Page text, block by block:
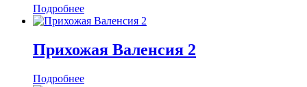
Подробнее
Прихожая Валенсия 2
Подробнее